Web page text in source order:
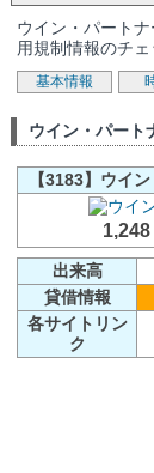
ウイン・パート
用規制情報のチェ
基本情報
ウイン・パート
【3183】ウイ
1,248
出来高
貸借情報
各サイトリン
ク